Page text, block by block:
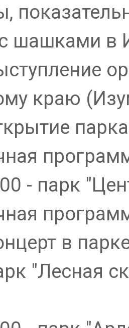
шашками в
краю
- парк
в
"Лесная